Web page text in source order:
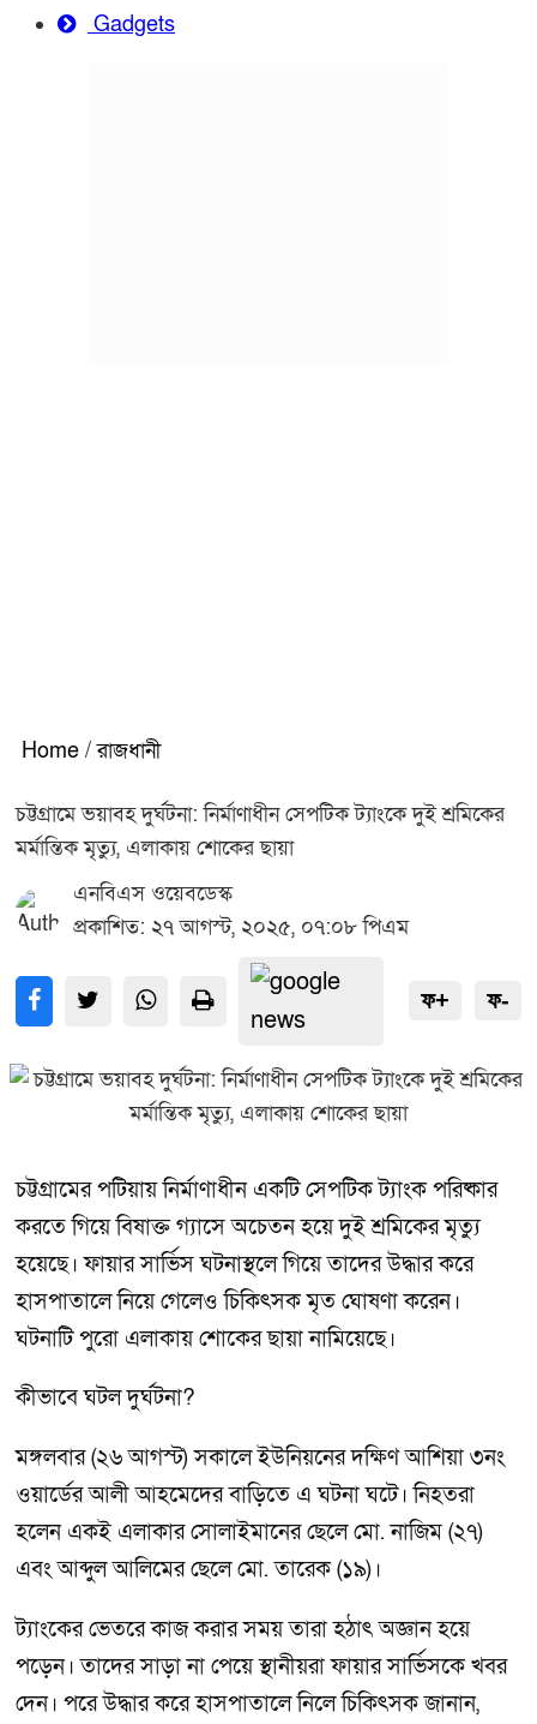
Gadgets
Home / রাজধানী
চট্টগ্রামে ভয়াবহ দুর্ঘটনা: নির্মাণাধীন সেপটিক ট্যাংকে দুই শ্রমিকের
মর্মান্তিক মৃত্যু, এলাকায় শোকের ছায়া
এনবিএস ওয়েবডেস্ক
প্রকাশিত: ২৭ আগস্ট, ২০২৫, ০৭:০৮ পিএম
ফ+ ফ-
চট্টগ্রামের পটিয়ায় নির্মাণাধীন একটি সেপটিক ট্যাংক পরিষ্কার
করতে গিয়ে বিষাক্ত গ্যাসে অচেতন হয়ে দুই শ্রমিকের মৃত্যু
হয়েছে। ফায়ার সার্ভিস ঘটনাস্থলে গিয়ে তাদের উদ্ধার করে
হাসপাতালে নিয়ে গেলেও চিকিৎসক মৃত ঘোষণা করেন।
ঘটনাটি পুরো এলাকায় শোকের ছায়া নামিয়েছে।
কীভাবে ঘটল দুর্ঘটনা?
মঙ্গলবার (২৬ আগস্ট) সকালে ইউনিয়নের দক্ষিণ আশিয়া ৩নং
ওয়ার্ডের আলী আহমেদের বাড়িতে এ ঘটনা ঘটে। নিহতরা
হলেন একই এলাকার সোলাইমানের ছেলে মো. নাজিম (২৭)
এবং আব্দুল আলিমের ছেলে মো. তারেক (১৯)।
ট্যাংকের ভেতরে কাজ করার সময় তারা হঠাৎ অজ্ঞান হয়ে
পড়েন। তাদের সাড়া না পেয়ে স্থানীয়রা ফায়ার সার্ভিসকে খবর
দেন। পরে উদ্ধার করে হাসপাতালে নিলে চিকিৎসক জানান,